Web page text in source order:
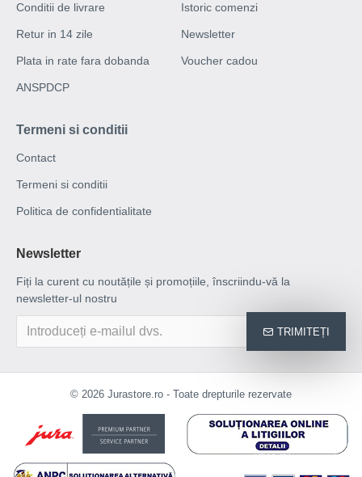
Conditii de livrare
Retur in 14 zile
Plata in rate fara dobanda
ANSPDCP
Istoric comenzi
Newsletter
Voucher cadou
Termeni si conditii
Contact
Termeni si conditii
Politica de confidentialitate
Newsletter
Fiți la curent cu noutățile și promoțiile, înscriindu-vă la
newsletter-ul nostru
TRIMITEȚI
© 2026 Jurastore.ro - Toate drepturile rezervate